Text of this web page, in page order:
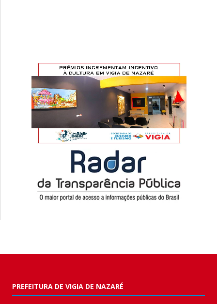
PREFEITURA DE VIGIA DE NAZARÉ